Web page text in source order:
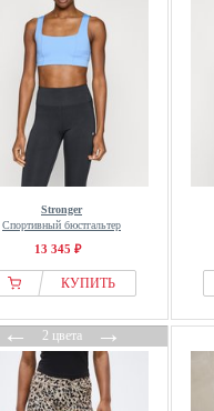
Stronger
Спортивный бюстгальтер
13 345 ₽
КУПИТЬ
←2 цвета→